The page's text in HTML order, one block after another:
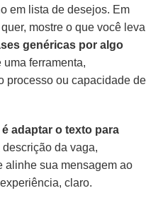
em lista de desejos. Em
mostre o que você leva
genéricas por algo
ferramenta,
processo ou capacidade de
adaptar o texto para
da vaga,
alinhe sua mensagem ao
claro.